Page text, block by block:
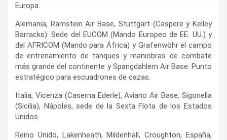
Europa.
Alemania, Ramstein Air Base, Stuttgart (Caspere y Kelley
Barracks): Sede del EUCOM (Mando Europeo de EE. UU.) y
del AFRICOM (Mando para África) y Grafenwöhr el campo
de entrenamiento de tanques y maniobras de combate
más grande del continente y Spangdahlem Air Base: Punto
estratégico para escuadrones de cazas.
Italia, Vicenza (Caserna Ederle), Aviano Air Base, Sigonella
(Sicilia), Nápoles, sede de la Sexta Flota de los Estados
Unidos.
Reino Unido, Lakenheath, Mildenhall, Croughton, España,